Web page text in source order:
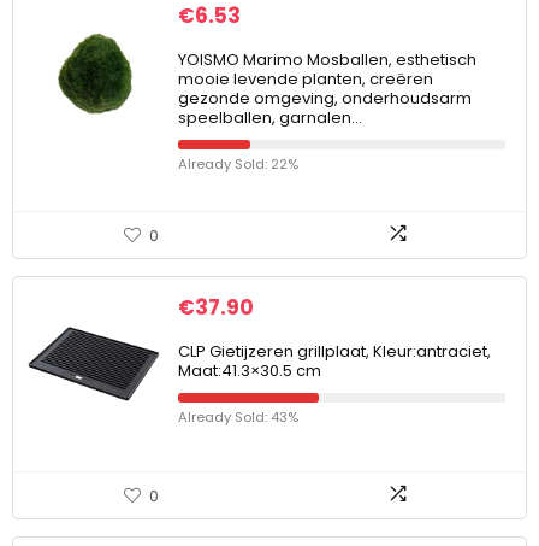
€6.53
YOISMO Marimo Mosballen, esthetisch
mooie levende planten, creëren
gezonde omgeving, onderhoudsarm
speelballen, garnalen…
Already Sold: 22%
0
€37.90
CLP Gietijzeren grillplaat, Kleur:antraciet,
Maat:41.3×30.5 cm
Already Sold: 43%
0